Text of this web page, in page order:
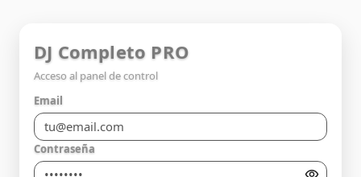
DJ Completo PRO
Acceso al panel de control
Email
Contraseña